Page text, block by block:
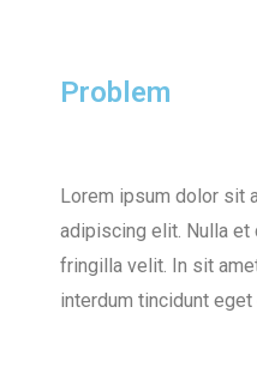
Problem
Lorem ipsum dolor sit
adipiscing elit. Nulla et
fringilla velit. In sit
interdum tincidunt eget